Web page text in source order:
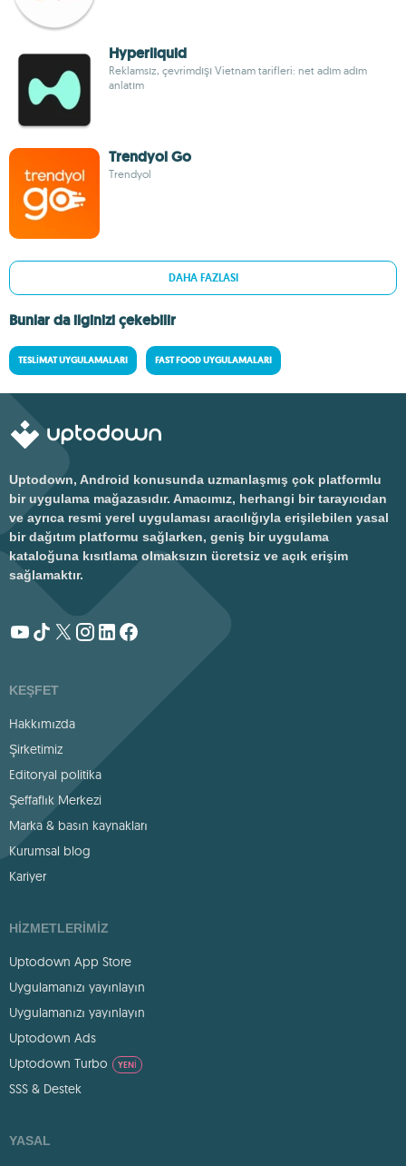
Hyperliquid
Reklamsız, çevrimdışı Vietnam tarifleri: net adım adım
anlatım
Trendyol Go
Trendyol
DAHA FAZLASI
Bunlar da ilginizi çekebilir
TESLIMAT UYGULAMALARI FAST FOOD UYGULAMALARI
Uptodown, Android konusunda uzmanlaşmış çok platformlu
bir uygulama mağazasıdır. Amacımız, herhangi bir tarayıcıdan
ve ayrıca resmi yerel uygulaması aracılığıyla erişilebilen yasal
bir dağıtım platformu sağlarken, geniş bir uygulama
kataloğuna kısıtlama olmaksızın ücretsiz ve açık erişim
sağlamaktır.
KEŞFET
Hakkımızda
Şirketimiz
Editoryal politika
Şeffaflık Merkezi
Marka & basın kaynakları
Kurumsal blog
Kariyer
HIZMETLERIMIZ
Uptodown App Store
Uygulamanızı yayınlayın
Uygulamanızı yayınlayın
Uptodown Ads
Uptodown Turbo
YENI
SSS & Destek
YASAL